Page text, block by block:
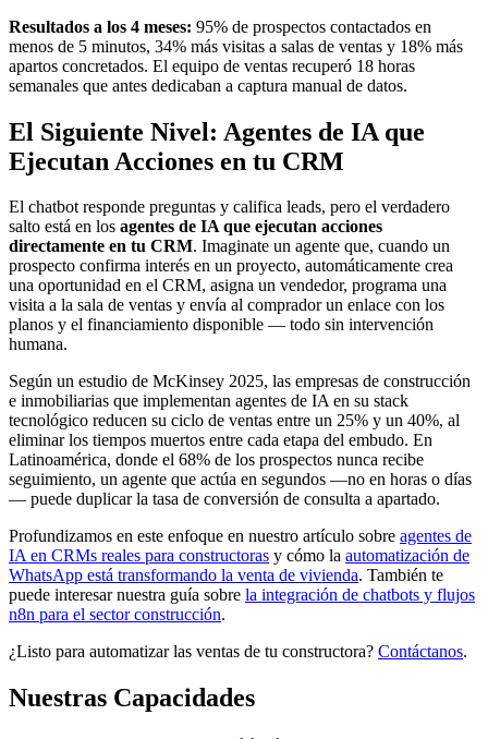
Resultados a los 4 meses: 95% de prospectos contactados en
menos de 5 minutos, 34% más visitas a salas de ventas y 18% más
apartos concretados. El equipo de ventas recuperó 18 horas
semanales que antes dedicaban a captura manual de datos.
El Siguiente Nivel: Agentes de IA que
Ejecutan Acciones en tu CRM
El chatbot responde preguntas y califica leads, pero el verdadero
salto está en los agentes de IA que ejecutan acciones
directamente en tu CRM. Imaginate un agente que, cuando un
prospecto confirma interés en un proyecto, automáticamente crea
una oportunidad en el CRM, asigna un vendedor, programa una
visita a la sala de ventas y envía al comprador un enlace con los
planos y el financiamiento disponible — todo sin intervención
humana.
Según un estudio de McKinsey 2025, las empresas de construcción
e inmobiliarias que implementan agentes de IA en su stack
tecnológico reducen su ciclo de ventas entre un 25% y un 40%, al
eliminar los tiempos muertos entre cada etapa del embudo. En
Latinoamérica, donde el 68% de los prospectos nunca recibe
seguimiento, un agente que actúa en segundos —no en horas o días
— puede duplicar la tasa de conversión de consulta a apartado.
Profundizamos en este enfoque en nuestro artículo sobre agentes de
IA en CRMs reales para constructoras y cómo la automatización de
WhatsApp está transformando la venta de vivienda. También te
puede interesar nuestra guía sobre la integración de chatbots y flujos
n8n para el sector construcción.
¿Listo para automatizar las ventas de tu constructora? Contáctanos.
Nuestras Capacidades